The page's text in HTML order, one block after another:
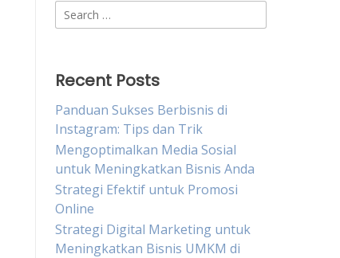
Search
for:
Recent Posts
Panduan Sukses Berbisnis di
Instagram: Tips dan Trik
Mengoptimalkan Media Sosial
untuk Meningkatkan Bisnis Anda
Strategi Efektif untuk Promosi
Online
Strategi Digital Marketing untuk
Meningkatkan Bisnis UMKM di